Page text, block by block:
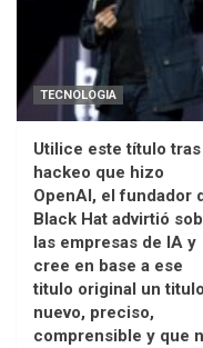
TECNOLOGIA
Utilice este título tras
hackeo que hizo
OpenAI, el fundador
Black Hat advirtió
las empresas de IA y
cree en base a ese
titulo original un titulo
nuevo, preciso,
comprensible y que